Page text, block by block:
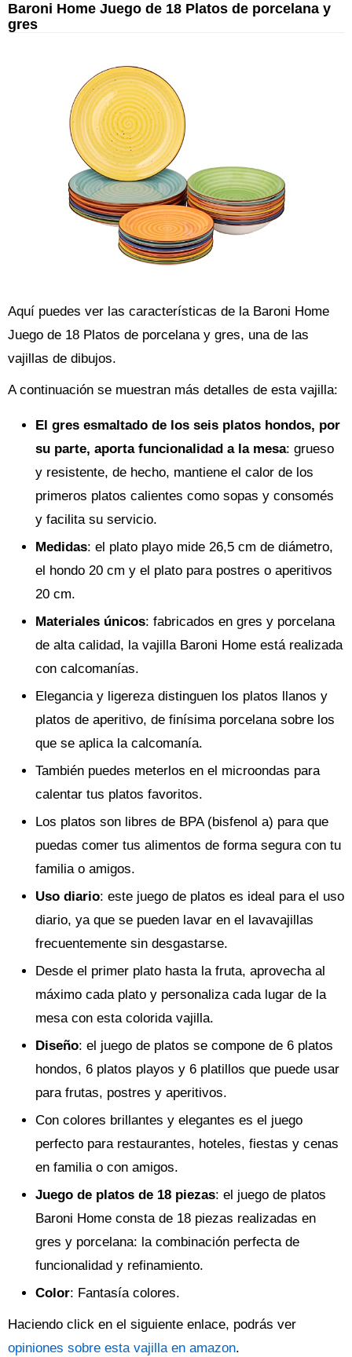
Baroni Home Juego de 18 Platos de porcelana y
gres
Aquí puedes ver las características de la Baroni Home
Juego de 18 Platos de porcelana y gres, una de las
vajillas de dibujos.
A continuación se muestran más detalles de esta vajilla:
El gres esmaltado de los seis platos hondos, por
su parte, aporta funcionalidad a la mesa: grueso
y resistente, de hecho, mantiene el calor de los
primeros platos calientes como sopas y consomés
y facilita su servicio.
Medidas: el plato playo mide 26,5 cm de diámetro,
el hondo 20 cm y el plato para postres o aperitivos
20 cm.
Materiales únicos: fabricados en gres y porcelana
de alta calidad, la vajilla Baroni Home está realizada
con calcomanías.
Elegancia y ligereza distinguen los platos llanos y
platos de aperitivo, de finísima porcelana sobre los
que se aplica la calcomanía.
También puedes meterlos en el microondas para
calentar tus platos favoritos.
Los platos son libres de BPA (bisfenol a) para que
puedas comer tus alimentos de forma segura con tu
familia o amigos.
Uso diario: este juego de platos es ideal para el uso
diario, ya que se pueden lavar en el lavavajillas
frecuentemente sin desgastarse.
Desde el primer plato hasta la fruta, aprovecha al
máximo cada plato y personaliza cada lugar de la
mesa con esta colorida vajilla.
Diseño: el juego de platos se compone de 6 platos
hondos, 6 platos playos y 6 platillos que puede usar
para frutas, postres y aperitivos.
Con colores brillantes y elegantes es el juego
perfecto para restaurantes, hoteles, fiestas y cenas
en familia o con amigos.
Juego de platos de 18 piezas: el juego de platos
Baroni Home consta de 18 piezas realizadas en
gres y porcelana: la combinación perfecta de
funcionalidad y refinamiento.
Color: Fantasía colores.
Haciendo click en el siguiente enlace, podrás ver
opiniones sobre esta vajilla en amazon.